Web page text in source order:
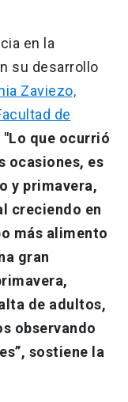
en la
su desarrollo
Zaviezo,
de
"Lo que ocurrió
ocasiones, es
y primavera,
creciendo en
más alimento
gran
de adultos,
observando
sostiene la